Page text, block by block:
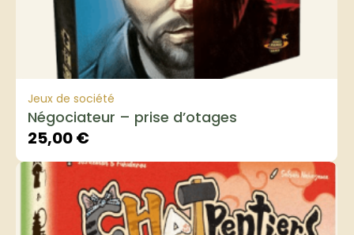
Jeux de société
Négociateur – prise d’otages
25,00€